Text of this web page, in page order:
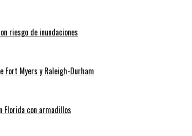
riesgo de inundaciones
Fort Myers y Raleigh-Durham
Florida con armadillos